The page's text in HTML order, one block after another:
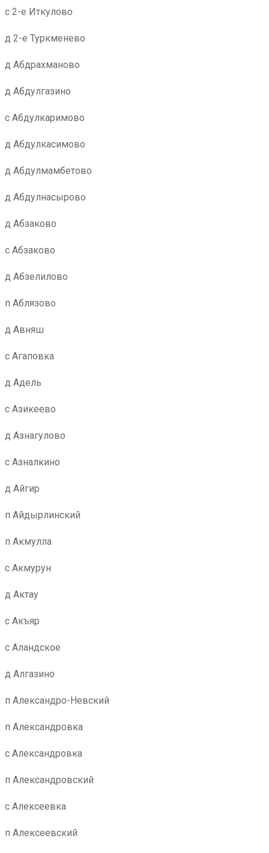
с 2-е Иткулово
д 2-е Туркменево
д Абдрахманово
д Абдулгазино
с Абдулкаримово
д Абдулкасимово
д Абдулмамбетово
д Абдулнасырово
д Абзаково
с Абзаково
д Абзелилово
п Аблязово
д Авняш
с Агаповка
д Адель
с Азикеево
д Азнагулово
с Азналкино
д Айгир
п Айдырлинский
п Акмулла
с Акмурун
д Актау
с Акъяр
с Аландское
д Алгазино
п Александро-Невский
п Александровка
с Александровка
п Александровский
с Алексеевка
п Алексеевский